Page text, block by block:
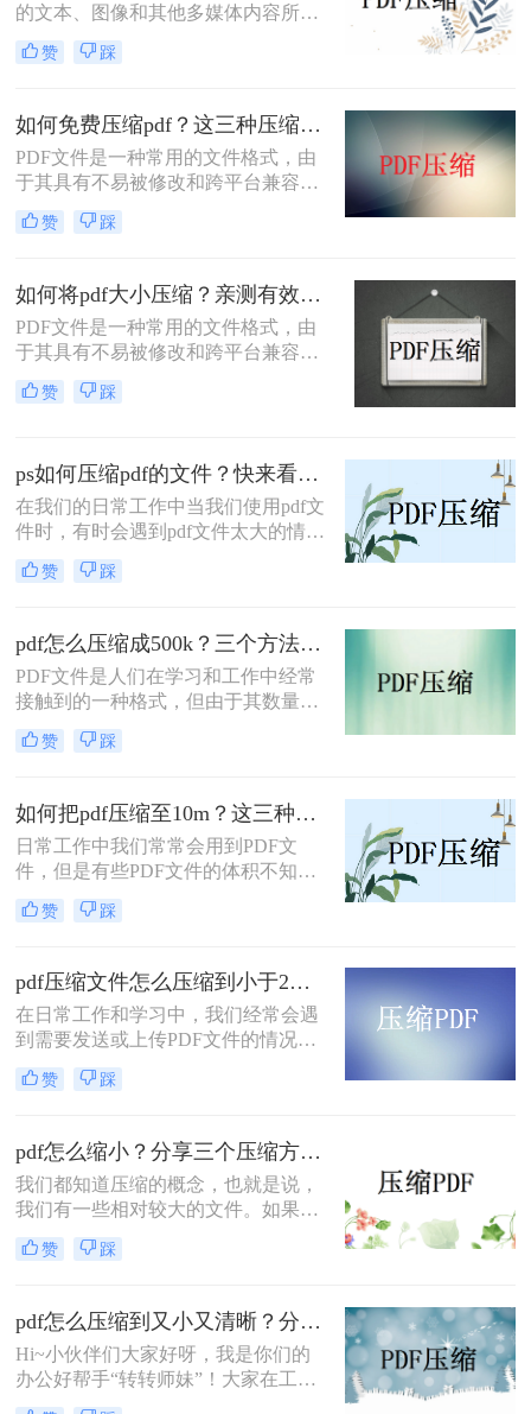
的文本、图像和其他多媒体内容所导
致的。为了解决这个问题，我们可以
使用一些技术手段来压缩PDF文件的
将介绍一些常见的pdf文件过大怎么压
缩方法。
赞 踩
如何免费压缩pdf？这三种压缩方法快来学~
PDF文件是一种常用的文件格式，由
于其具有不易被修改和跨平台兼容性
强的特点，因此被广泛应用于文件传
输和共享领域。然而，PDF文件可能
息而变得非常大，占用大量的存储空
间，因此需要进行压缩。本文将介绍
如何免费压缩pdf的方法。
赞 踩
如何将pdf大小压缩？亲测有效的3个方法！
PDF文件是一种常用的文件格式，由
于其具有不易被修改和跨平台兼容性
强的特点，因此被广泛应用于文件传
输和共享领域。然而，PDF文件可能
间，因此需要进行压缩。本文将介绍
如何将pdf大小压缩的方法。
赞 踩
ps如何压缩pdf的文件？快来看看这篇文章！
在我们的日常工作中当我们使用pdf文
件时，有时会遇到pdf文件太大的情
况，不仅传输速度慢，而且存储空间
也很大，因此无法上传，面对这样的
决，事实上我们可以通过压缩PDF文
件体积轻松解决问题，那么ps如何压
缩pdf的文件呢?今天小编将教大家PS
压缩pdf文件的方法，操作还是非常简
单的，大家来看看吧。
赞 踩
pdf怎么压缩成500k？三个方法教你压缩文件！
PDF文件是人们在学习和工作中经常
接触到的一种格式，但由于其数量
多、体积大，往往会影响传输效率，
给计算机的存储空间带来一定的负
缩来减少，但大多数用户非常担心，
因为他们找不到合适的方法。那么，
pdf怎么压缩成500k呢？让我们分享三
种值得掌握且无损压缩的方法。让我
们来看看。
赞 踩
如何把pdf压缩至10m？这三种方法值得一试！
日常工作中我们常常会用到PDF文
件，但是有些PDF文件的体积不知不
觉膨胀得很大，不仅传输、分享速度
很慢，在有些平台甚至超过了大小限
文件并不难，今天小编就给你分享3
个常用的好方法，帮你轻松搞定如何
把pdf压缩至10m！
赞 踩
pdf压缩文件怎么压缩到小于2M？这几种方法值得一试！
在日常工作和学习中，我们经常会遇
到需要发送或上传PDF文件的情况。
然而，有些PDF文件可能过大，不利
于传输和存储。为此，本文将为您介
法，帮助您将PDF文件压缩至小于
2M，让您的文件轻松搞定。
赞 踩
pdf怎么缩小？分享三个压缩方法！
我们都知道压缩的概念，也就是说，
我们有一些相对较大的文件。如果我
们想传输它们，我们必须先压缩它们
才能正常传输。我们经常向他人发送
发送前压缩它们。如果您需要传输
pdf，我们如何快速pdf怎么缩小呢？
如果您想有效地pdf压缩，可以来了解
一下哦。
赞 踩
pdf怎么压缩到又小又清晰？分享三个好用的压缩方法！
Hi~小伙伴们大家好呀，我是你们的
办公好帮手“转转师妹”！大家在工作
中是否有萌生出这种想法：怎么在压